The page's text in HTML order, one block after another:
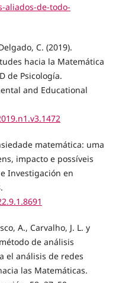
aliados-de-todo-
C. (2019).
hacia la Matemática
de Psicología.
and Educational
matemática: uma
impacto e possíveis
Investigación en
A., Carvalho, J. L. y
de análisis
el análisis de redes
las Matemáticas.